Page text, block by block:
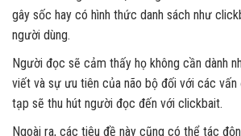
gây sốc hay có hình thức danh sách như
người dùng.
Người đọc sẽ cảm thấy họ không cần dành
viết và sự ưu tiên của não bộ đối với các vấn
tạp sẽ thu hút người đọc đến với clickbait.
Ngoài ra, các tiêu đề này cũng có thể tác